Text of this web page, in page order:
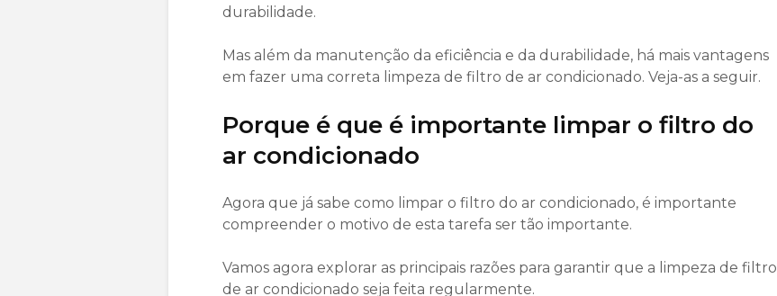
durabilidade.
Mas além da manutenção da eficiência e da durabilidade, há mais vantagens
em fazer uma correta limpeza de filtro de ar condicionado. Veja-as a seguir.
Porque é que é importante limpar o filtro do
ar condicionado
Agora que já sabe como limpar o filtro do ar condicionado, é importante
compreender o motivo de esta tarefa ser tão importante.
Vamos agora explorar as principais razões para garantir que a limpeza de filtro
de ar condicionado seja feita regularmente.